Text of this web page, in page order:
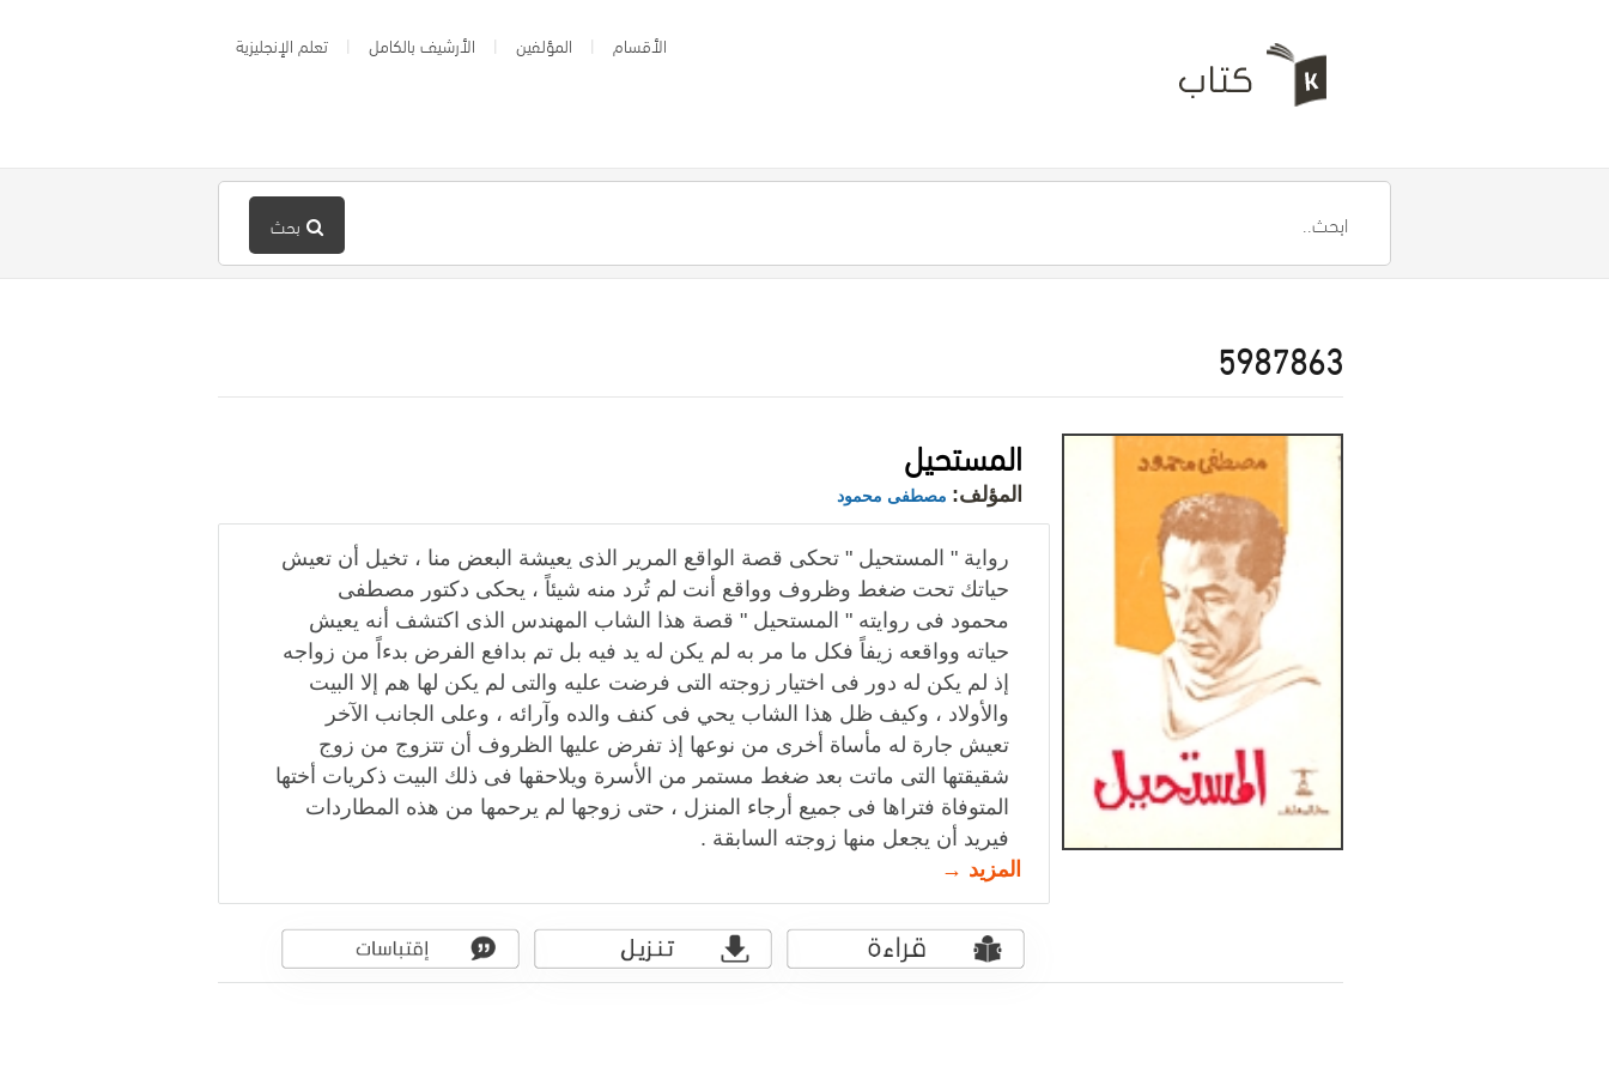
الأقسام المؤلفين الأرشيف بالكامل تعلم الإنجليزية
بحث
5987863
المستحيل
المؤلف: مصطفى محمود
رواية " المستحيل " تحكى قصة الواقع المرير الذى يعيشة البعض منا ، تخيل أن تعيش
حياتك تحت ضغط وظروف وواقع أنت لم ‏تُرد منه شيئاً ، يحكى دكتور مصطفى
محمود فى روايته " المستحيل " قصة هذا الشاب المهندس الذى اكتشف أنه ‏يعيش
حياته وواقعه زيفاً فكل ما مر به لم يكن له يد فيه بل تم بدافع الفرض بدءاً من زواجه
إذ لم يكن له دور فى اختيار زوجته التى ‏فرضت عليه والتى لم يكن لها هم إلا البيت
والأولاد ، وكيف ظل هذا الشاب يحي فى كنف والده وآرائه ، وعلى الجانب الآخر
تعيش ‏جارة له مأساة أخرى من نوعها إذ تفرض عليها الظروف أن تتزوج من زوج
شقيقتها التى ماتت بعد ضغط مستمر من الأسرة ‏ويلاحقها فى ذلك البيت ذكريات أختها
المتوفاة فتراها فى جميع أرجاء المنزل ، حتى زوجها لم يرحمها من هذه المطاردات
فيريد أن ‏يجعل منها زوجته السابقة ‏.
المزيد →